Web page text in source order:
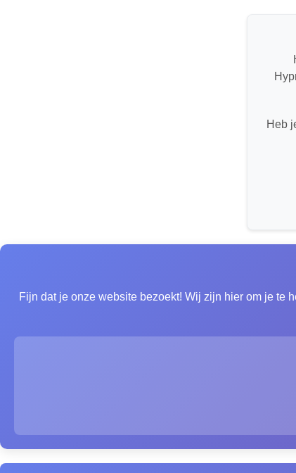
Heb
Fijn dat je onze website bezoekt! Wij zijn hier om je te